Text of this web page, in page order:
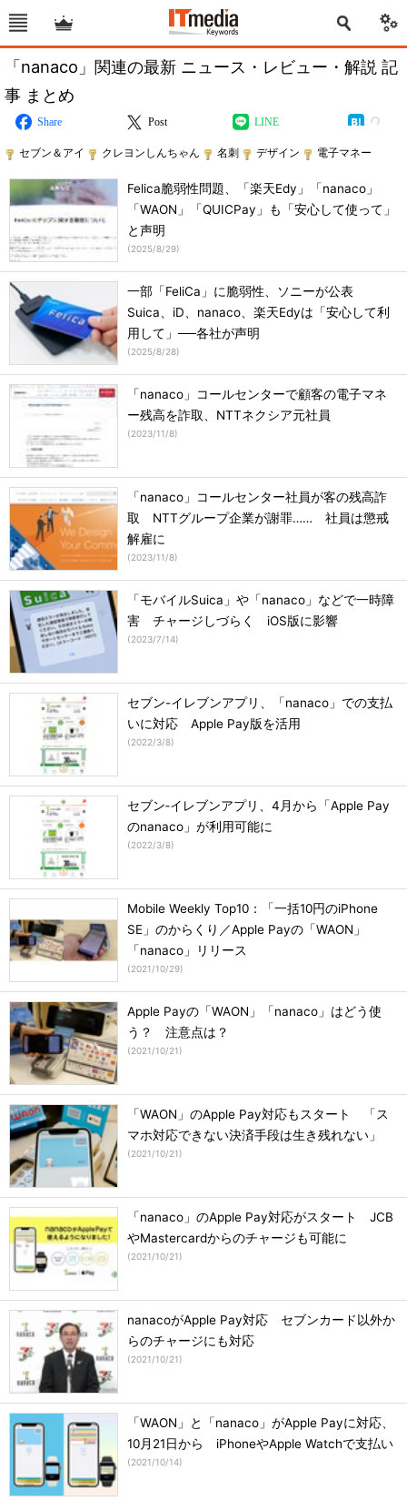
「nanaco」関連の最新 ニュース・レビュー・解説 記
事 まとめ
Share Post LINE
セブン＆アイ クレヨンしんちゃん 名刺 デザイン 電子マネー
Felica脆弱性問題、「楽天Edy」「nanaco」
「WAON」「QUICPay」も「安心して使って」
と声明
(2025/8/29)
一部「FeliCa」に脆弱性、ソニーが公表
Suica、iD、nanaco、楽天Edyは「安心して利
用して」──各社が声明
(2025/8/28)
「nanaco」コールセンターで顧客の電子マネ
ー残高を詐取、NTTネクシア元社員
(2023/11/8)
「nanaco」コールセンター社員が客の残高詐
取 NTTグループ企業が謝罪…… 社員は懲戒
解雇に
(2023/11/8)
「モバイルSuica」や「nanaco」などで一時障
害 チャージしづらく iOS版に影響
(2023/7/14)
セブン-イレブンアプリ、「nanaco」での支払
いに対応 Apple Pay版を活用
(2022/3/8)
セブン‐イレブンアプリ、4月から「Apple Pay
のnanaco」が利用可能に
(2022/3/8)
Mobile Weekly Top10：「一括10円のiPhone
SE」のからくり／Apple Payの「WAON」
「nanaco」リリース
(2021/10/29)
Apple Payの「WAON」「nanaco」はどう使
う？ 注意点は？
(2021/10/21)
「WAON」のApple Pay対応もスタート 「ス
マホ対応できない決済手段は生き残れない」
(2021/10/21)
「nanaco」のApple Pay対応がスタート JCB
やMastercardからのチャージも可能に
(2021/10/21)
nanacoがApple Pay対応 セブンカード以外か
らのチャージにも対応
(2021/10/21)
「WAON」と「nanaco」がApple Payに対応、
10月21日から iPhoneやApple Watchで支払い
(2021/10/14)